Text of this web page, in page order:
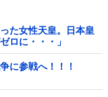
た女性天皇。日本皇
ロに・・・」
に参戦へ！！！